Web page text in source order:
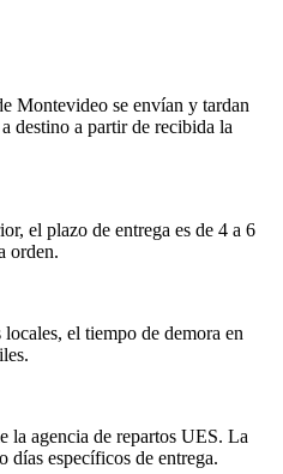
Montevideo se envían y tardan
destino a partir de recibida la
el plazo de entrega es de 4 a 6
orden.
el tiempo de demora en
la agencia de repartos UES. La
días específicos de entrega.